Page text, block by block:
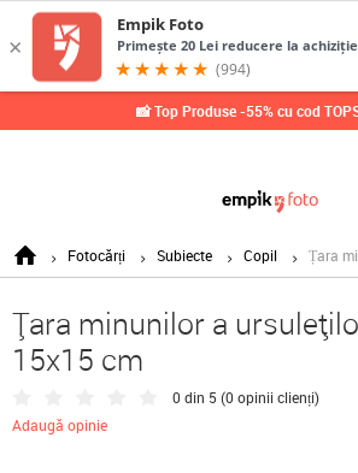
📸 Top Produse -55% cu cod
Fotocărți Subiecte Copil Țara
Țara minunilor a
15x15 cm
0 din 5 (0 opinii clienți)
Adaugă opinie